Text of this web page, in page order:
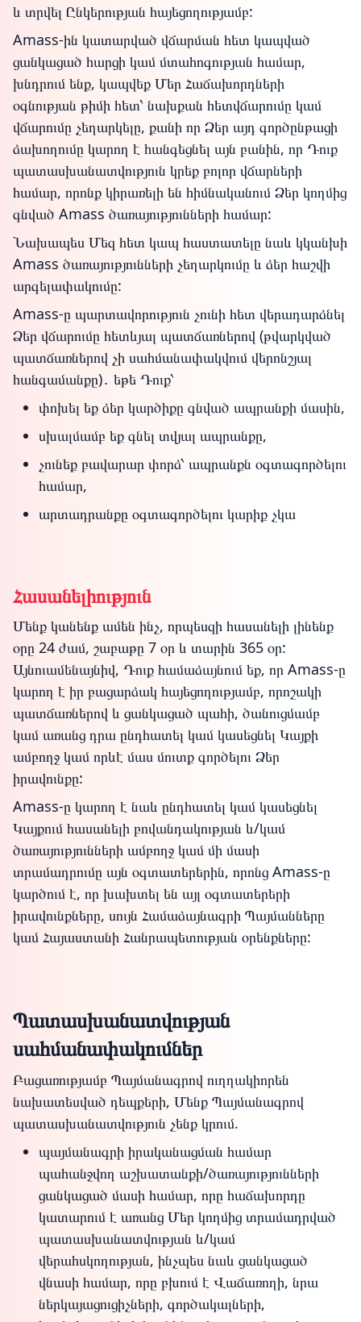
և տրվել Ընկերության հայեցողությամբ:
Amass-ին կատարված վճարման հետ կապված
ցանկացած հարցի կամ մտահոգության համար,
խնդրում ենք, կապվեք Մեր Հաճախորդների
օգնության թիմի հետ՝ նախքան հետվճարումը կամ
վճարումը չեղարկելը, քանի որ Ձեր այդ գործընթացի
ձախողումը կարող է հանգեցնել այն բանին, որ Դուք
պատասխանատվություն կրեք բոլոր վճարների
համար, որոնք կիրառելի են հիմնականում Ձեր կողմից
գնված Amass ծառայությունների համար:
Նախապես Մեզ հետ կապ հաստատելը նաև կկանխի
Amass ծառայությունների չեղարկումը և ձեր հաշվի
արգելափակումը:
Amass-ը պարտավորություն չունի հետ վերադարձնել
Ձեր վճարումը հետևյալ պատճառներով (թվարկված
պատճառներով չի սահմանափակվում վերոնշյալ
հանգամանքը)․ եթե Դուք՝
փոխել եք ձեր կարծիքը գնված ապրանքի մասին,
սխալմամբ եք գնել տվյալ ապրանքը,
չունեք բավարար փորձ՝ ապրանքն օգտագործելու
համար,
արտադրանքը օգտագործելու կարիք չկա
Հասանելիություն
Մենք կանենք ամեն ինչ, որպեսզի հասանելի լինենք
օրը 24 ժամ, շաբաթը 7 օր և տարին 365 օր:
Այնուամենայնիվ, Դուք համաձայնում եք, որ Amass-ը
կարող է իր բացարձակ հայեցողությամբ, որոշակի
պատճառներով և ցանկացած պահի, ծանուցմամբ
կամ առանց դրա ընդհատել կամ կասեցնել Կայքի
ամբողջ կամ որևէ մաս մուտք գործելու Ձեր
իրավունքը:
Amass-ը կարող է նաև ընդհատել կամ կասեցնել
Կայքում հասանելի բովանդակության և/կամ
ծառայությունների ամբողջ կամ մի մասի
տրամադրումը այն օգտատերերին, որոնց Amass-ը
կարծում է, որ խախտել են այլ օգտատերերի
իրավունքները, սույն Համաձայնագրի Պայմանները
կամ Հայաստանի Հանրապետության օրենքները:
Պատասխանատվության
սահմանափակումներ
Բացառությամբ Պայմանագրով ուղղակիորեն
նախատեսված դեպքերի, Մենք Պայմանագրով
պատասխանատվություն չենք կրում.
պայմանագրի իրականացման համար
պահանջվող աշխատանքի/ծառայությունների
ցանկացած մասի համար, որը հաճախորդը
կատարում է առանց Մեր կողմից տրամադրված
պատասխանատվության և/կամ
վերահսկողության, ինչպես նաև ցանկացած
վնասի համար, որը բխում է Վաճառողի, նրա
ներկայացուցիչների, գործակալների,